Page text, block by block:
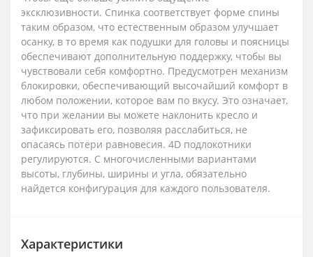
эксклюзивности. Спинка соответствует форме спины
таким образом, что естественным образом улучшает
осанку, в то время как подушки для головы и поясницы
обеспечивают дополнительную поддержку, чтобы вы
чувствовали себя комфортно. Предусмотрен механизм
блокировки, обеспечивающий высочайший комфорт в
любом положении, которое вам по вкусу. Это означает,
что при желании вы можете наклонить кресло и
зафиксировать его, позволяя расслабиться, не
опасаясь потери равновесия. 4D подлокотники
регулируются. С многочисленными вариантами
высоты, глубины, ширины и угла, обязательно
найдется конфигурация для каждого пользователя.
Характеристики